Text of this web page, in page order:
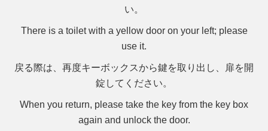
い。
There is a toilet with a yellow door on your left; please
use it.
戻る際は、再度キーボックスから鍵を取り出し、扉を開
錠してください。
When you return, please take the key from the key box
again and unlock the door.